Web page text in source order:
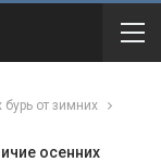
от зимних
осенних